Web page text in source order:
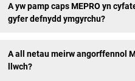
A yw pamp caps MEPRO yn
gyfer defnydd ymgyrchu?
A all netau meirw angorffennol
llwch?